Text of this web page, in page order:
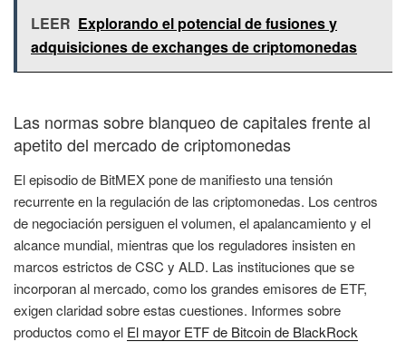
LEER Explorando el potencial de fusiones y
adquisiciones de exchanges de criptomonedas
Las normas sobre blanqueo de capitales frente al
apetito del mercado de criptomonedas
El episodio de BitMEX pone de manifiesto una tensión
recurrente en la regulación de las criptomonedas. Los centros
de negociación persiguen el volumen, el apalancamiento y el
alcance mundial, mientras que los reguladores insisten en
marcos estrictos de CSC y ALD. Las instituciones que se
incorporan al mercado, como los grandes emisores de ETF,
exigen claridad sobre estas cuestiones. Informes sobre
productos como el El mayor ETF de Bitcoin de BlackRock